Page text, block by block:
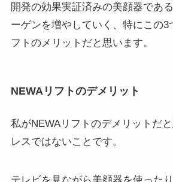
開発の効果実証済みの美顔器であ
ーゲンを増やしていく、特にこの3
フトのメリットだと思います。
NEWAリフトのデメリット
私がNEWAリフトのデメリットだ
レスではないことです。